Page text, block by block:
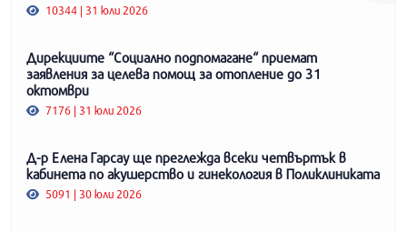
10344 | 31 юли 2026
Дирекциите “Социално подпомагане“ приемат
заявления за целева помощ за отопление до 31
октомври
7176 | 31 юли 2026
Д-р Елена Гарсау ще преглежда всеки четвъртък в
кабинета по акушерство и гинекология в Поликлиниката
5091 | 30 юли 2026